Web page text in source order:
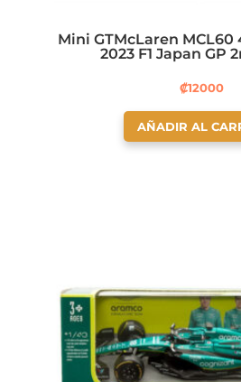
Mini GTMcLaren MCL60
2023 F1 Japan GP
₡12000
AÑADIR AL